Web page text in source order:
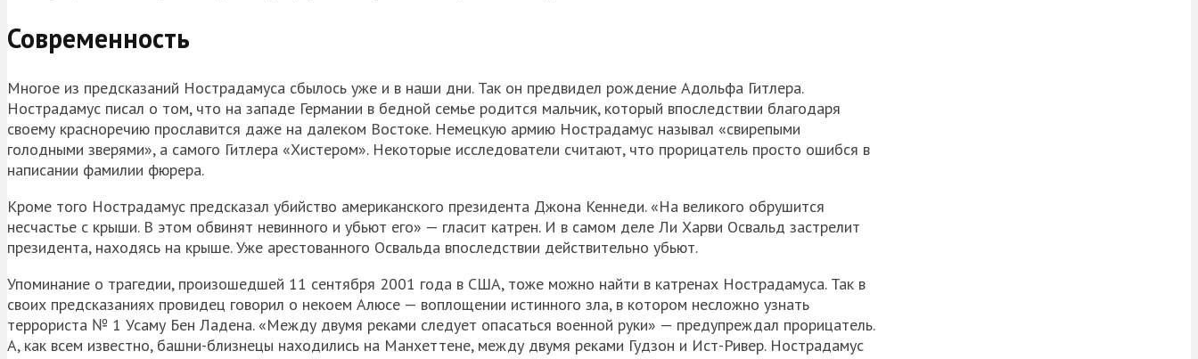
Современность
Многое из предсказаний Нострадамуса сбылось уже и в наши дни. Так он предвидел рождение Адольфа Гитлера.
Нострадамус писал о том, что на западе Германии в бедной семье родится мальчик, который впоследствии благодаря
своему красноречию прославится даже на далеком Востоке. Немецкую армию Нострадамус называл «свирепыми
голодными зверями», а самого Гитлера «Хистером». Некоторые исследователи считают, что прорицатель просто ошибся в
написании фамилии фюрера.
Кроме того Нострадамус предсказал убийство американского президента Джона Кеннеди. «На великого обрушится
несчастье с крыши. В этом обвинят невинного и убьют его» — гласит катрен. И в самом деле Ли Харви Освальд застрелит
президента, находясь на крыше. Уже арестованного Освальда впоследствии действительно убьют.
Упоминание о трагедии, произошедшей 11 сентября 2001 года в США, тоже можно найти в катренах Нострадамуса. Так в
своих предсказаниях провидец говорил о некоем Алюсе — воплощении истинного зла, в котором несложно узнать
террориста № 1 Усаму Бен Ладена. «Между двумя реками следует опасаться военной руки» — предупреждал прорицатель.
А, как всем известно, башни-близнецы находились на Манхеттене, между двумя реками Гудзон и Ист-Ривер. Нострадамус